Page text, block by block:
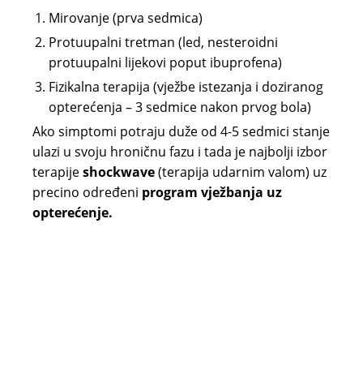
Mirovanje (prva sedmica)
Protuupalni tretman (led, nesteroidni
protuupalni lijekovi poput ibuprofena)
Fizikalna terapija (vježbe istezanja i doziranog
opterećenja – 3 sedmice nakon prvog bola)
Ako simptomi potraju duže od 4-5 sedmici stanje
ulazi u svoju hroničnu fazu i tada je najbolji izbor
terapijeshockwave(terapija udarnim valom) uz
precino određeni program vježbanja uz
opterećenje.